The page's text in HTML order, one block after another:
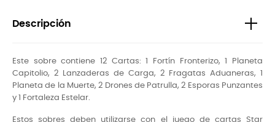
Descripción
Este sobre contiene 12 Cartas: 1 Fortín Fronterizo, 1 Planeta
Capitolio, 2 Lanzaderas de Carga, 2 Fragatas Aduaneras, 1
Planeta de la Muerte, 2 Drones de Patrulla, 2 Esporas Punzantes
y 1 Fortaleza Estelar.
Estos sobres deben utilizarse con el juego de cartas Star